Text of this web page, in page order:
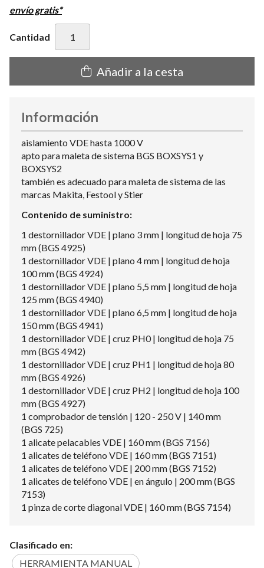
envío gratis*
Cantidad
Añadir a la cesta
Información
aislamiento VDE hasta 1000 V
apto para maleta de sistema BGS BOXSYS1 y
BOXSYS2
también es adecuado para maleta de sistema de las
marcas Makita, Festool y Stier
Contenido de suministro:
1 destornillador VDE | plano 3 mm | longitud de hoja 75
mm (BGS 4925)
1 destornillador VDE | plano 4 mm | longitud de hoja
100 mm (BGS 4924)
1 destornillador VDE | plano 5,5 mm | longitud de hoja
125 mm (BGS 4940)
1 destornillador VDE | plano 6,5 mm | longitud de hoja
150 mm (BGS 4941)
1 destornillador VDE | cruz PH0 | longitud de hoja 75
mm (BGS 4942)
1 destornillador VDE | cruz PH1 | longitud de hoja 80
mm (BGS 4926)
1 destornillador VDE | cruz PH2 | longitud de hoja 100
mm (BGS 4927)
1 comprobador de tensión | 120 - 250 V | 140 mm
(BGS 725)
1 alicate pelacables VDE | 160 mm (BGS 7156)
1 alicates de teléfono VDE | 160 mm (BGS 7151)
1 alicates de teléfono VDE | 200 mm (BGS 7152)
1 alicates de teléfono VDE | en ángulo | 200 mm (BGS
7153)
1 pinza de corte diagonal VDE | 160 mm (BGS 7154)
Clasificado en:
HERRAMIENTA MANUAL